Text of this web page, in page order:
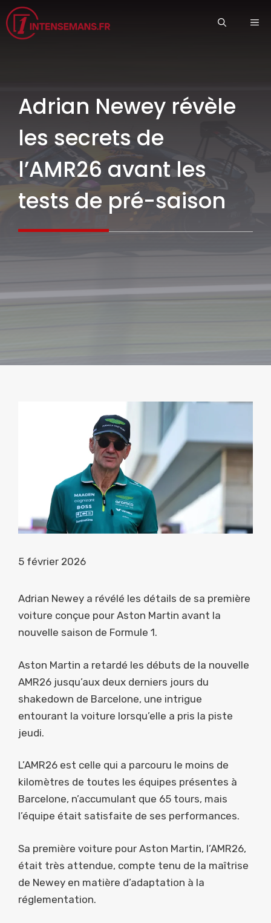
Aller
au
contenu
Adrian Newey révèle
les secrets de
l’AMR26 avant les
tests de pré-saison
5 février 2026
Adrian Newey a révélé les détails de sa première
voiture conçue pour Aston Martin avant la
nouvelle saison de Formule 1.
Aston Martin a retardé les débuts de la nouvelle
AMR26 jusqu’aux deux derniers jours du
shakedown de Barcelone, une intrigue
entourant la voiture lorsqu’elle a pris la piste
jeudi.
L’AMR26 est celle qui a parcouru le moins de
kilomètres de toutes les équipes présentes à
Barcelone, n’accumulant que 65 tours, mais
l’équipe était satisfaite de ses performances.
Sa première voiture pour Aston Martin, l’AMR26,
était très attendue, compte tenu de la maîtrise
de Newey en matière d’adaptation à la
réglementation.